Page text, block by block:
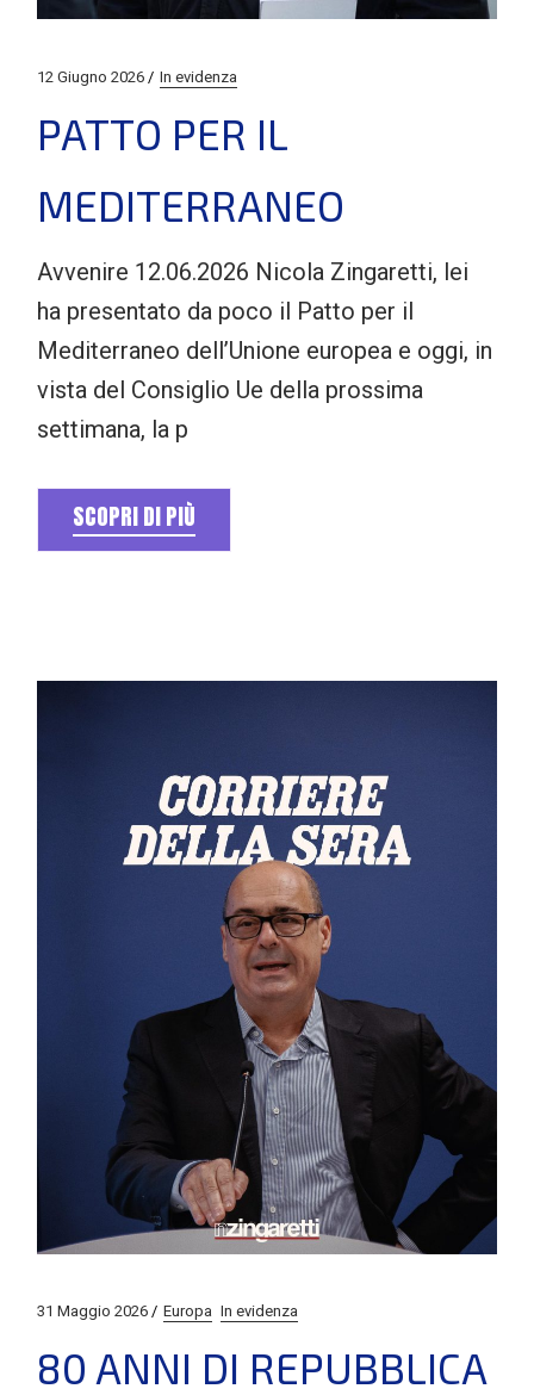
12 Giugno 2026 In evidenza
PATTO PER IL
MEDITERRANEO
Avvenire 12.06.2026 Nicola Zingaretti, lei
ha presentato da poco il Patto per il
Mediterraneo dell’Unione europea e oggi, in
vista del Consiglio Ue della prossima
settimana, la p
SCOPRI DI PIÙ
31 Maggio 2026 Europa In evidenza
80 ANNI DI REPUBBLICA